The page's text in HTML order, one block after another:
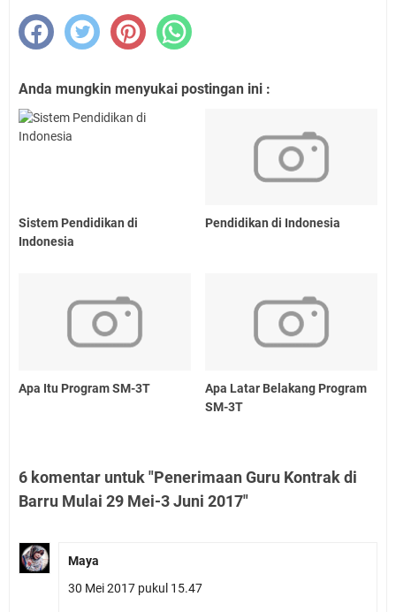
Anda mungkin menyukai postingan ini :
Sistem Pendidikan di
Indonesia
Pendidikan di Indonesia
Apa Itu Program SM-3T
Apa Latar Belakang Program
SM-3T
6 komentar untuk "Penerimaan Guru Kontrak di
Barru Mulai 29 Mei-3 Juni 2017"
Maya
30 Mei 2017 pukul 15.47